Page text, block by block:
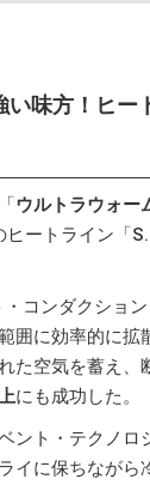
い味方！ヒー
ウルトラウォー
ヒートライン「
コンダクション
囲に効率的に拡
た空気を蓄え、
にも成功した。
ント・テクノロ
イに保ちながら